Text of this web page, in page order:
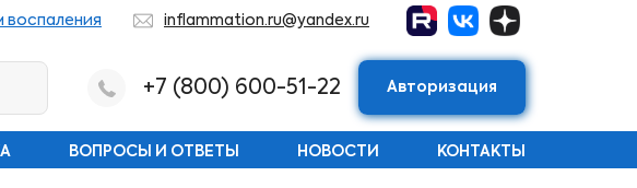
inflammation.ru@yandex.ru
+7 (800) 600-51-22 Авторизация
ВОПРОСЫ И ОТВЕТЫ НОВОСТИ КОНТАКТЫ